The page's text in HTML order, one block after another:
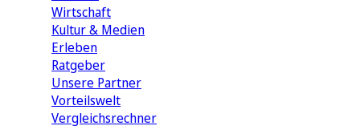
Wirtschaft
Kultur & Medien
Erleben
Ratgeber
Unsere Partner
Vorteilswelt
Vergleichsrechner